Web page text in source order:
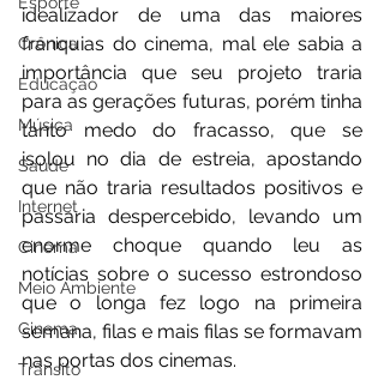
Crônica
Educação
Música
Saúde
Internet
Cinema
Meio Ambiente
Cinema
Trânsito
idealizador de uma das maiores
franquias do cinema, mal ele sabia a
importância que seu projeto traria
para as gerações futuras, porém tinha
tanto medo do fracasso, que se
isolou no dia de estreia, apostando
que não traria resultados positivos e
passaria despercebido, levando um
enorme choque quando leu as
notícias sobre o sucesso estrondoso
que o longa fez logo na primeira
semana, filas e mais filas se formavam
nas portas dos cinemas.